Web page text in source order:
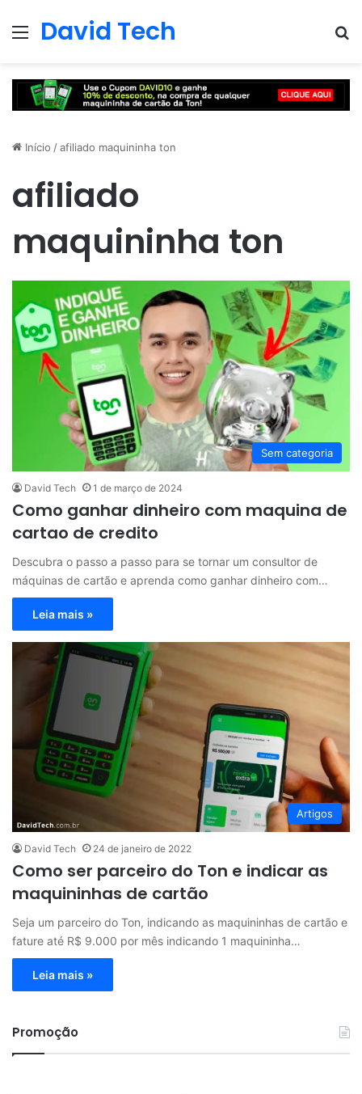
Menu
David Tech
Início /afiliado maquininha ton
afiliado
maquininha ton
Sem categoria
David Tech 1 de março de 2024
Como ganhar dinheiro com maquina de
cartao de credito
Descubra o passo a passo para se tornar um consultor de
máquinas de cartão e aprenda como ganhar dinheiro com…
Leia mais »
Artigos
David Tech 24 de janeiro de 2022
Como ser parceiro do Ton e indicar as
maquininhas de cartão
Seja um parceiro do Ton, indicando as maquininhas de cartão e
fature até R$ 9.000 por mês indicando 1 maquininha…
Leia mais »
Promoção